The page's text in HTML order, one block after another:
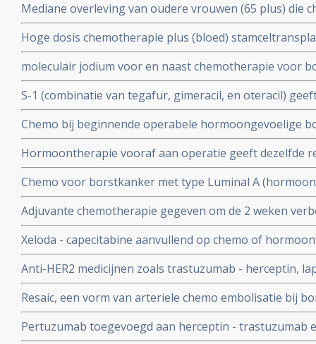
Mediane overleving van oudere vrouwen (65 plus) die
borstkanker (ER pos. HER2 neg.) is minder in
nemen (3 tot 7 procent op 5-jaars meting).
Hoge dosis chemotherapie plus (bloed)
chemotherapie geeft betere overall overleving (+33
patienten met stadium III borstkanker met meer dan
moleculair jodium voor en naast chemotherapie voor
geeft 36 procent (46 vs 82 procent) betere 5 jaars
minder bijwerkingen. copy 1
S-1 (combinatie van tegafur, gimeracil, en oteracil)
met taxanen bij eerstelijns behandeling van
Chemo bij beginnende operabele hormoongevoelige
HER2 neg) blijkt bij 70 procent zinloos te zijn. Bij
effect. Blijkt uit grote studie van Oncogen-DX 21 genen
Hormoontherapie vooraf aan operatie geeft dezelfde
chemo vooraf aan operatie maar met minder
Chemo voor borstkanker met type Luminal A
Her2 neg) is zinloos en geeft geen enkel verschil in
met geen chemo biij vrouwen in leeftijd voor de
Adjuvante chemotherapie gegeven om de 2 weken
jaar met mediaan 29 procent in vergelijking met
standaard schema van 3 weken.
Xeloda - capecitabine aanvullend op chemo of
borstkanker HER2 neg. na pre operatieve chemo
recidief
Anti-HER2 medicijnen zoals trastuzumab - herceptin,
chemo geven beste resultaten op complete remissies
Resaic, een vorm van arteriele chemo embolisatie bij
resultaten zonder bijwerkingen. Fase I studie met 22
resultaten
Pertuzumab toegevoegd aan herceptin - trastuzumab